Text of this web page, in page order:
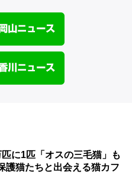
匹に1匹「オスの三毛猫」も
護猫たちと出会える猫カフ